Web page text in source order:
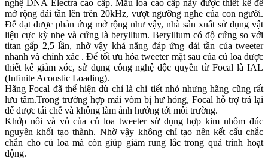
nghệ DNA Electra cao cấp. Mẫu loa cao cấp này được thiết kế để
mở rộng dải tần lên trên 20kHz, vượt ngưỡng nghe của con người.
Để đạt được phản ứng mở rộng như vậy, nhà sản xuất sử dụng vật
liệu cực kỳ nhẹ và cứng là beryllium. Beryllium có độ cứng so với
titan gấp 2,5 lần, nhờ vậy khả năng đáp ứng dải tần của tweeter
nhanh và chính xác . Để tối ưu hóa tweeter mặt sau của củ loa được
thiết kế giảm xóc, sử dụng công nghệ độc quyền từ Focal là IAL
(Infinite Acoustic Loading).
Hãng Focal đã thể hiện dù chỉ là chi tiết nhỏ nhưng hãng cũng rất
lưu tâm.Trong trường hợp mái vòm bị hư hỏng, Focal hỗ trợ trả lại
để được tái chế và không làm ảnh hưởng tới môi trường.
Khớp nối và vỏ của củ loa tweeter sử dụng hợp kim nhôm đúc
nguyên khối tạo thành. Nhờ vậy không chỉ tạo nên kết cấu chắc
chắn cho củ loa mà còn giúp giảm rung lắc trong quá trình hoạt
động.